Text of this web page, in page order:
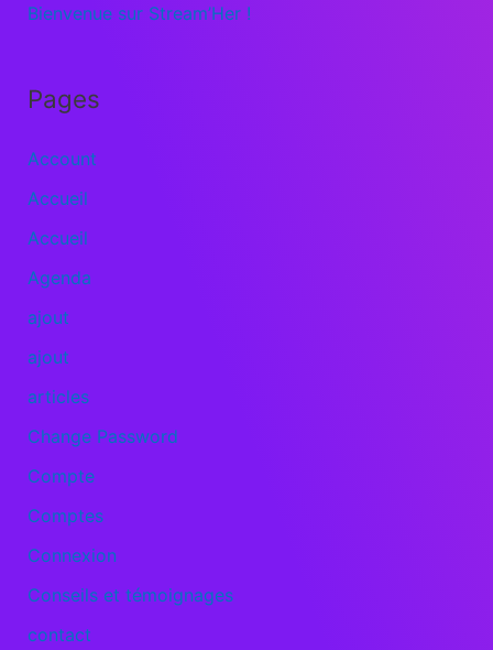
Bienvenue sur Stream’Her !
Pages
Account
Accueil
Accueil
Agenda
ajout
ajout
articles
Change Password
Compte
Comptes
Connexion
Conseils et témoignages
contact